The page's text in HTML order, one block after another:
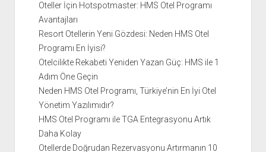
Oteller İçin Hotspotmaster: HMS Otel Programı
Avantajları
Resort Otellerin Yeni Gözdesi: Neden HMS Otel
Programı En İyisi?
Otelcilikte Rekabeti Yeniden Yazan Güç: HMS ile 1
Adım Öne Geçin
Neden HMS Otel Programı, Türkiye’nin En İyi Otel
Yönetim Yazılımıdır?
HMS Otel Programı ile TGA Entegrasyonu Artık
Daha Kolay
Otellerde Doğrudan Rezervasyonu Artırmanın 10